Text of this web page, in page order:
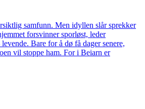
samfunn. Men idyllen slår sprekker
forsvinner sporløst, leder
Bare for å dø få dager senere,
vil stoppe ham. For i Beiarn er